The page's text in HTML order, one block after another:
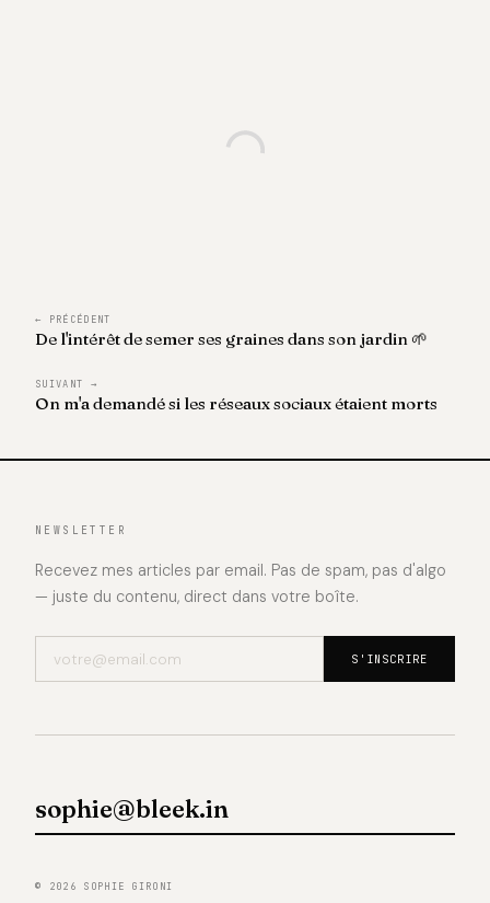
← PRÉCÉDENT
De l'intérêt de semer ses graines dans son jardin 🌱
SUIVANT →
On m'a demandé si les réseaux sociaux étaient morts
NEWSLETTER
Recevez mes articles par email. Pas de spam, pas d'algo
— juste du contenu, direct dans votre boîte.
S'INSCRIRE
sophie@bleek.in
© 2026 SOPHIE GIRONI